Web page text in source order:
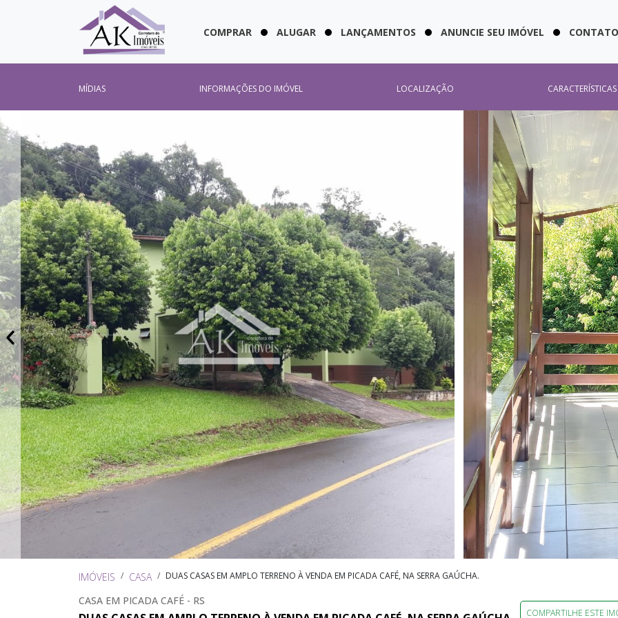
COMPRAR ALUGAR LANÇAMENTOS ANUNCIE SEU IMÓVEL
MÍDIAS INFORMAÇÕES DO IMÓVEL LOCALIZAÇÃO
IMÓVEIS CASA DUAS CASAS EM AMPLO TERRENO À VENDA EM PICADA CAFÉ, NA SERRA GAÚCHA.
CASA EM PICADA CAFÉ - RS
COMPARTILHE ESTE